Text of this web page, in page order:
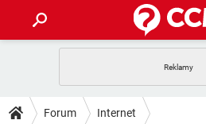
GRY
PORADY
Forum Internet